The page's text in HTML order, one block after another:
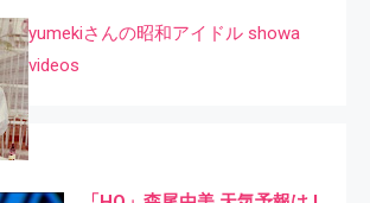
yumekiさんの昭和アイドル showa
videos